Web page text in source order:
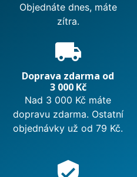
Objednáte dnes, máte
zítra.
local_shipping
Doprava zdarma od
3 000 Kč
Nad 3 000 Kč máte
dopravu zdarma. Ostatní
objednávky už od 79 Kč.